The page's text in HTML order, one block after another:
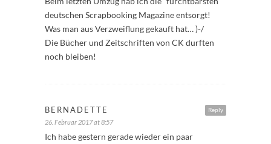
deutschen Scrapbooking Magazine entsorgt!
Was man aus Verzweiflung gekauft hat… )-/
Die Bücher und Zeitschriften von CK durften
noch bleiben!
Reply
BERNADETTE
26. Februar 2017 at 8:57
Ich habe gestern gerade wieder ein paar